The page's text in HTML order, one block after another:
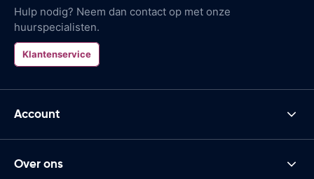
Hulp nodig? Neem dan contact op met onze
huurspecialisten.
Klantenservice
Account
Over ons